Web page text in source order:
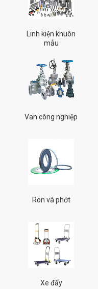
Linh kiện khuôn
mẫu
Van công nghiệp
Ron và phớt
Xe đẩy